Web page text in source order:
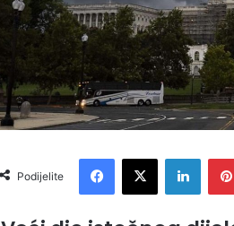
Podijelite